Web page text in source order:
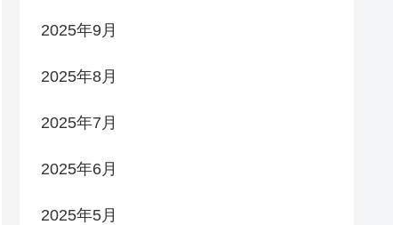
2025年9月
2025年8月
2025年7月
2025年6月
2025年5月